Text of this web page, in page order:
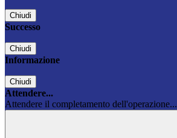
Chiudi
Successo
Chiudi
Informazione
Chiudi
Attendere...
Attendere il completamento dell'operazione...